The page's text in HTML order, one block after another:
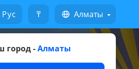
Русский ₸ Алматы
город -Алматы
Написать на WhatsApp